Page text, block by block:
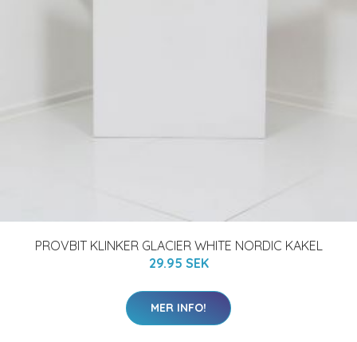
PROVBIT KLINKER GLACIER WHITE NORDIC KAKEL
29.95 SEK
MER INFO!